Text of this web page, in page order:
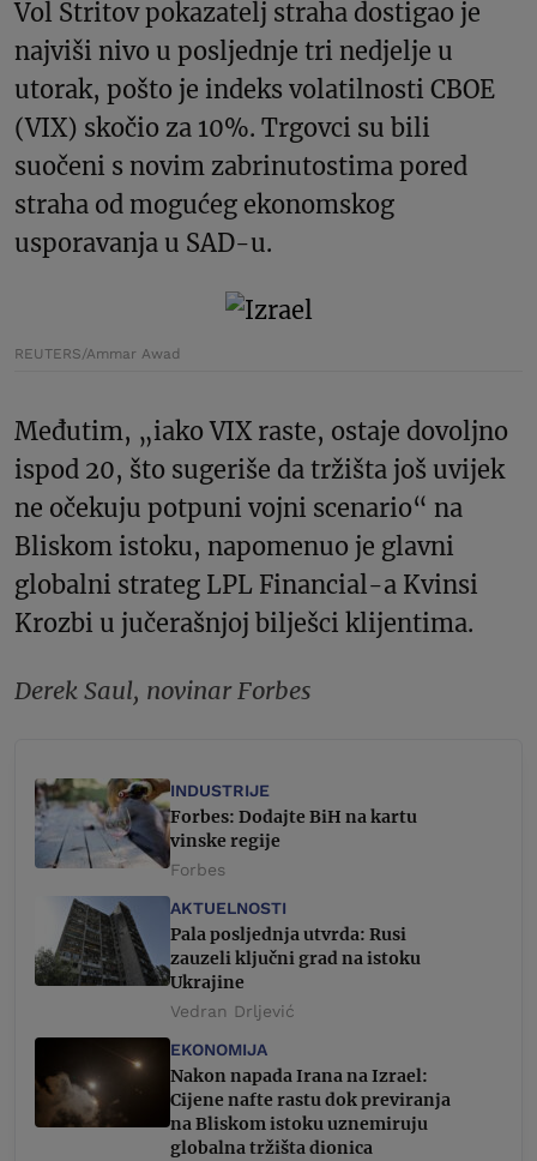
Vol Stritov pokazatelj straha dostigao je
najviši nivo u posljednje tri nedjelje u
utorak, pošto je indeks volatilnosti CBOE
(VIX) skočio za 10%. Trgovci su bili
suočeni s novim zabrinutostima pored
straha od mogućeg ekonomskog
usporavanja u SAD-u.
REUTERS/Ammar Awad
Međutim, „iako VIX raste, ostaje dovoljno
ispod 20, što sugeriše da tržišta još uvijek
ne očekuju potpuni vojni scenario“ na
Bliskom istoku, napomenuo je glavni
globalni strateg LPL Financial-a Kvinsi
Krozbi u jučerašnjoj bilješci klijentima.
Derek Saul, novinar Forbes
INDUSTRIJE
Forbes: Dodajte BiH na kartu
vinske regije
Forbes
AKTUELNOSTI
Pala posljednja utvrda: Rusi
zauzeli ključni grad na istoku
Ukrajine
Vedran Drljević
EKONOMIJA
Nakon napada Irana na Izrael:
Cijene nafte rastu dok previranja
na Bliskom istoku uznemiruju
globalna tržišta dionica